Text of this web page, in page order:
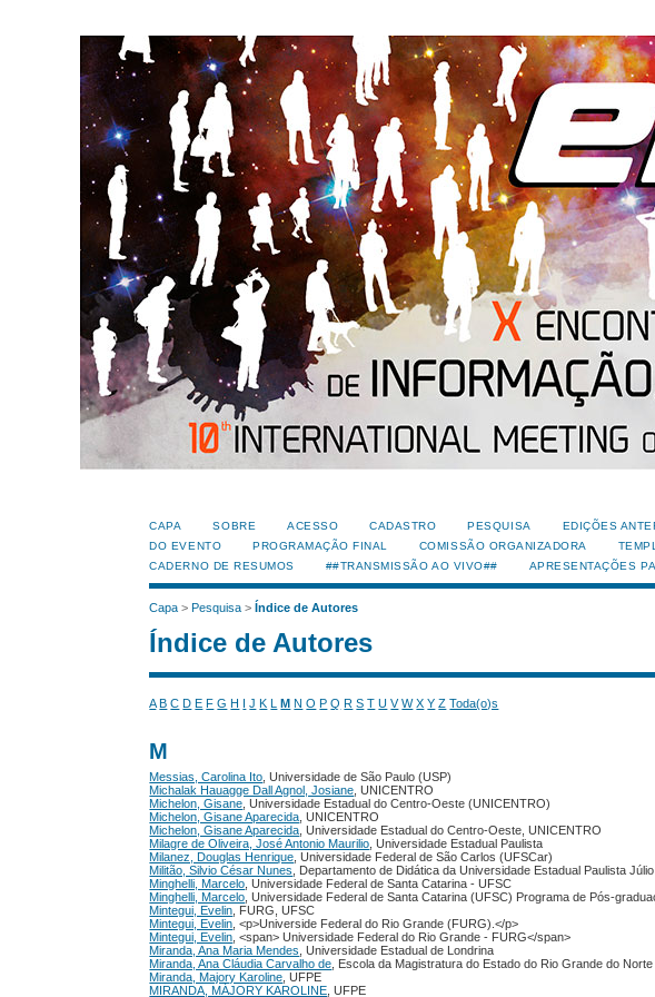
CAPA SOBRE ACESSO CADASTRO PESQUISA EDIÇÕES
DO EVENTO
PROGRAMAÇÃO FINAL COMISSÃO ORGANIZADORA
CADERNO DE RESUMOS
##TRANSMISSÃO AO VIVO## APRESENTAÇÕES
Capa >Pesquisa >Índice de Autores
Índice de Autores
A B C D E F G H I J K L M N O P Q R S T U V W X Y Z Toda(o)s
M
Messias, Carolina Ito , Universidade de São Paulo (USP)
Michalak Hauagge Dall Agnol, Josiane , UNICENTRO
Michelon, Gisane , Universidade Estadual do Centro-Oeste (UNICENTRO)
Michelon, Gisane Aparecida , UNICENTRO
Michelon, Gisane Aparecida , Universidade Estadual do Centro-Oeste, UNICENTRO
Milagre de Oliveira, José Antonio Maurilio , Universidade Estadual Paulista
Milanez, Douglas Henrique , Universidade Federal de São Carlos (UFSCar)
Militão, Silvio César Nunes
, Departamento de Didática da Universidade Estadual Paulista
Minghelli, Marcelo , Universidade Federal de Santa Catarina - UFSC
Minghelli, Marcelo , Universidade Federal de Santa Catarina (UFSC) Programa de Pós-
Mintegui, Evelin , FURG, UFSC
Mintegui, Evelin , <p>Universide Federal do Rio Grande (FURG).</p>
Mintegui, Evelin , <span> Universidade Federal do Rio Grande - FURG</span>
Miranda, Ana Maria Mendes , Universidade Estadual de Londrina
Miranda, Ana Cláudia Carvalho de , Escola da Magistratura do Estado do Rio Grande do Norte
Miranda, Majory Karoline , UFPE
MIRANDA, MÁJORY KAROLINE , UFPE